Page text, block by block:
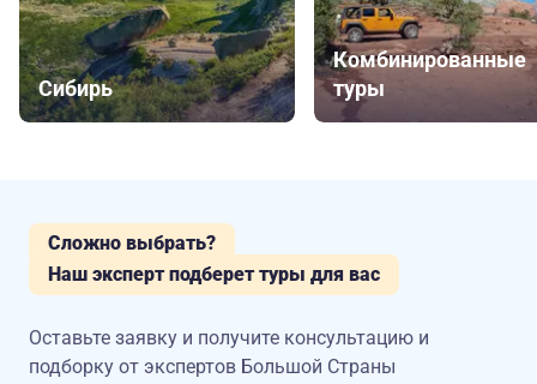
Сибирь
Комбинированные
туры
Сложно выбрать?
Наш эксперт подберет туры для вас
Оставьте заявку и получите консультацию и
подборку от экспертов Большой Страны